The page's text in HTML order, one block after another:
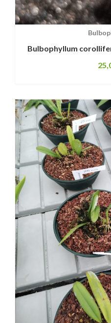
Bulbophyllum